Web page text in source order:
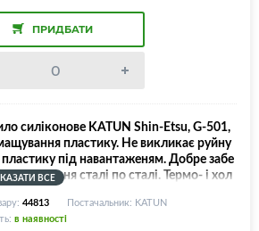
ПРИДБАТИ
силіконове KATUN Shin-Etsu, G-501,
пластику. Не викликає руйну
під навантаженям. Добре забе
змащування сталі по сталі. Термо- і хол
(від -50°C до +150°C). Вологостійке,
ВСЕ
44813
Постачальник: KATUN
в наявності